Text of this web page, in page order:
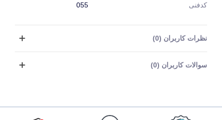
کدفنی 055
نظرات کاربران (0)
سوالات کاربران (0)